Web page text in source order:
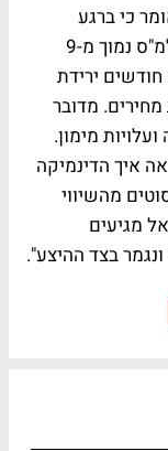
כי ברגע
שרואים שמספר חודשי ההיצע בנתוני הלמ"ס נמוך מ-9
מדובר סביבה של עליית מחירים, מעל 11 חודשים ירידת
עליית מחירים. מדובר
מימון.
איך הדינמיקה
מהשיווי
מגיעים
בצד ההיצע".